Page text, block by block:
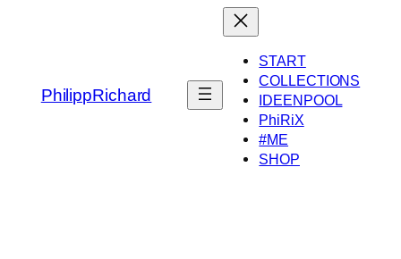
PhilippRichard
START
COLLECTIONS
IDEENPOOL
PhiRiX
#ME
SHOP